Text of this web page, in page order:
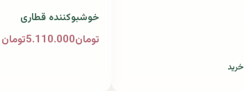
خرید
خوشبوکننده قطاری
تومان5.110.000تومان